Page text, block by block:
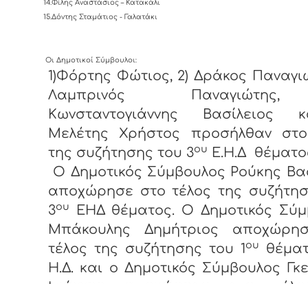
14.Φίλης Αναστάσιος – Κατακάλι
15.Δόντης Σταμάτιος - Γαλατάκι
Οι Δημοτικοί Σύμβουλοι:
1)Φόρτης Φώτιος, 2) Δράκος
Λαμπρινός
Κωνσταντογιάννης Βασίλειος
Μελέτης Χρήστος προσήλθαν
της συζήτησης του 3ου
Ε.Η.Δ
Ο Δημοτικός Σύμβουλος Ρούκης
αποχώρησε στο τέλος της
3ου
ΕΗΔ θέματος. Ο Δημοτικός
Μπάκουλης Δημήτριος
τέλος της συζήτησης του 1 ου
Η.Δ. και ο Δημοτικός Σύμβουλος